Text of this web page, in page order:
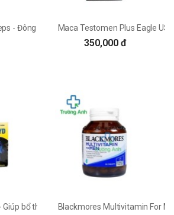
- Đông Trùng Hạ Thảo 525mg
Maca Testomen Plus Eagle
350,000 đ
Giúp bổ thận, tráng dương, mạnh gân cốt
Blackmores Multivitamin For